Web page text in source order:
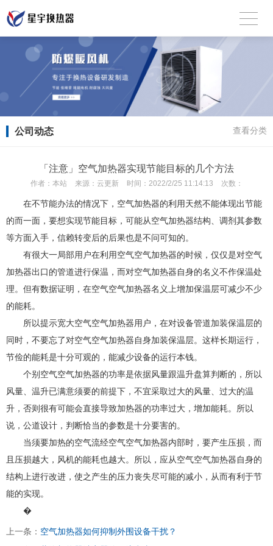
公司动态 查看分类
「注意」空气加热器实现节能目标的几个方法
作者： 本站 来源： 云更新 时间： 2022/2/25 11:14:13 次数：
在不节能办法的情况下，空气加热器的利用天然不能体现出节能
的而一面，要想实现节能目标，可能从空气加热器结构、调剂其参数
等方面入手，信赖转变后的后果也是不问可知的。
有很大一局部用户在利用空气空气加热器的时候，仅仅是对空气
加热器出口的管道进行保温，而对空气加热器自身的名义不作保温处
理。但有数据证明，在空气空气加热器名义上增加保温层可减少不少
的能耗。
所以提示宽大空气空气加热器用户，在对设备管道加装保温层的
同时，不要忘了对空气空气加热器自身加装保温层。这样长期运行，
节俭的能耗是十分可观的，能减少设备的运行本钱。
个别空气空气加热器的功率是依据风量跟温升盘算判断的，所以
风量、温升已满意须要的前提下，不宜采取过大的风量、过大的温
升，否则很有可能会直接导致加热器的功率过大，增加能耗。所以
说，公道设计，判断恰当的参数是十分要害的。
当须要加热的空气流经空气空气加热器内部时，要产生压损，而
且压损越大，风机的能耗也越大。所以，应从空气空气加热器自身的
结构上进行改进，使之产生的压力丧失尽可能的减小，从而有利于节
能的实现。
�
上一条： 空气加热器如何抑制外围设备干扰？